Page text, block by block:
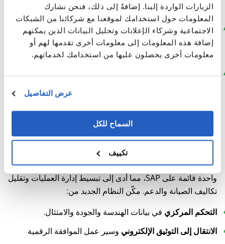
الزيارات الواردة إلينا. إضافةً إلى ذلك، فنحن نشارك
المعلومات حول استخدامك لموقعنا مع شركائنا من الشبكات
الاجتماعية وشركاء الإعلانات وتحليل البيانات الذين يمكنهم
إضافة هذه المعلومات إلى معلومات أخرى تقدمها لهم أو
معلومات أخرى يحصلون عليها من استخدامك لخدماتهم.
عرض التفاصيل
السماح للكل
تكييف
الرئيسية وتمديدات البيانات المطلوبة.
ترحيل البيانات:فيلوكس
استخراج البيانات وتوحيدها من مصادر قديمة متعددة إلى نظام
SAP PLM.
رقمنة المستندات والموافقات:محرك تحويل Cideon
النتائج
نجحت شركة LeverX في دمج العديد من الأنظمة القديمة في بيئة
واحدة قائمة على SAP، مما أدى إلى تبسيط إدارة العمليات وتقليل
تكاليف الصيانة والدعم. مكّن النظام الجديد من:
التحكم المركزي في بيانات الهندسة والجودة والامتثال.
الانتقال إلى التوثيق الإلكتروني وسير عمل الموافقة الرقمية